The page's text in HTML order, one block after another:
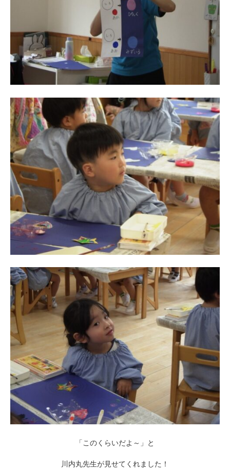
「このくらいだよ～」と
川内丸先生が見せてくれました！